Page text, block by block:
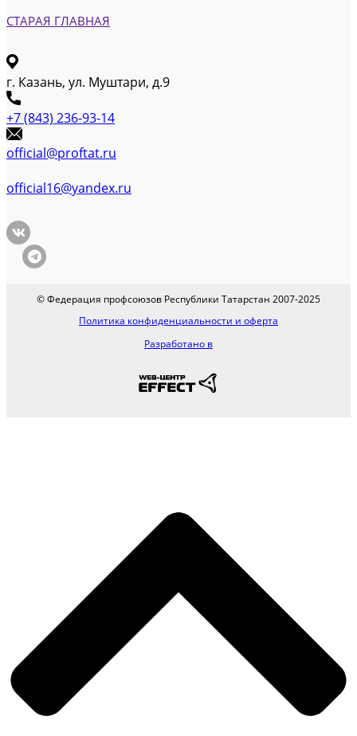
СТАРАЯ ГЛАВНАЯ
г. Казань, ул. Муштари, д.9
+7 (843) 236-93-14
official@proftat.ru
official16@yandex.ru
© Федерация профсоюзов Республики Татарстан 2007-2025
Политика конфиденциальности и оферта
Разработано в